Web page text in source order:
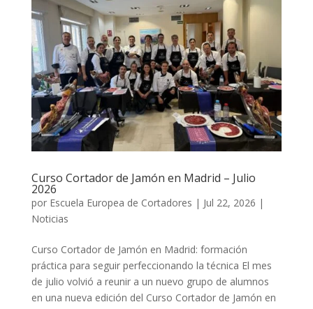
Curso Cortador de Jamón en Madrid – Julio
2026
por Escuela Europea de Cortadores | Jul 22, 2026 |
Noticias
Curso Cortador de Jamón en Madrid: formación
práctica para seguir perfeccionando la técnica El mes
de julio volvió a reunir a un nuevo grupo de alumnos
en una nueva edición del Curso Cortador de Jamón en